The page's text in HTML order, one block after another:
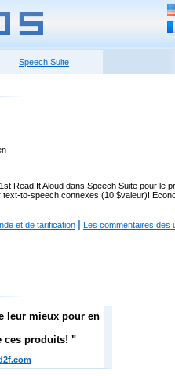
Speech Suite
Read It Aloud dans Speech Suite pour le
to-speech connexes (10 $valeur)!
et de tarification | Les commentaires des
leur mieux pour en
ces produits! "